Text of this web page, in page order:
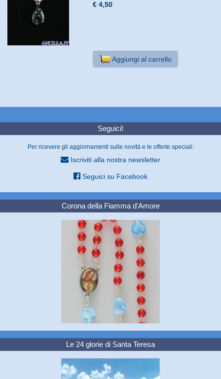
€ 4,50
Aggiungi al carrello
Seguici!
Per ricevere gli aggiornamenti sulle novità e le offerte speciali:
Iscriviti alla nostra newsletter
Seguici su Facebook
Corona della Fiamma d'Amore
Le 24 glorie di Santa Teresa